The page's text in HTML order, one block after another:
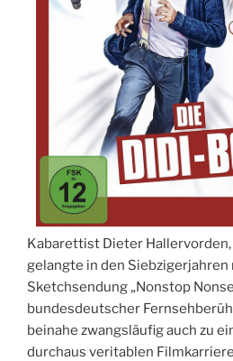
Kabarettist Dieter Hallervorden,
gelangte in den Siebzigerjahren
Sketchsendung „Nonstop
bundesdeutscher
beinahe zwangsläufig auch zu
durchaus veritablen